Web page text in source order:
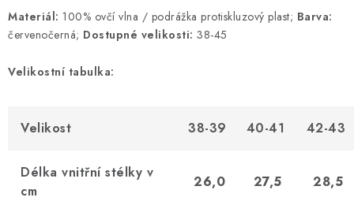
Materiál: 100% ovčí vlna / podrážka protiskluzový plast; Barva:
červenočerná; Dostupné velikosti: 38-45
Velikostní tabulka:
Velikost 38-39 40-41 42-43
Délka vnitřní stélky v
cm
26,0 27,5 28,5